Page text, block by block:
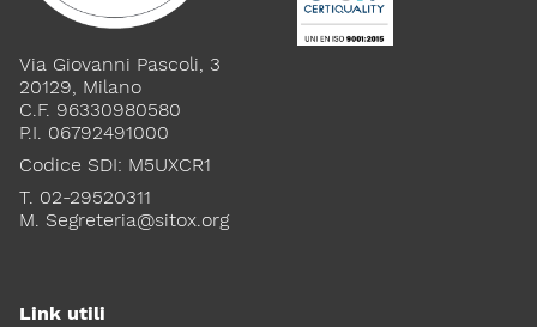
Via Giovanni Pascoli, 3
20129, Milano
C.F. 96330980580
P.I. 06792491000
Codice SDI: M5UXCR1
T. 02-29520311
M. Segreteria@sitox.org
Link utili